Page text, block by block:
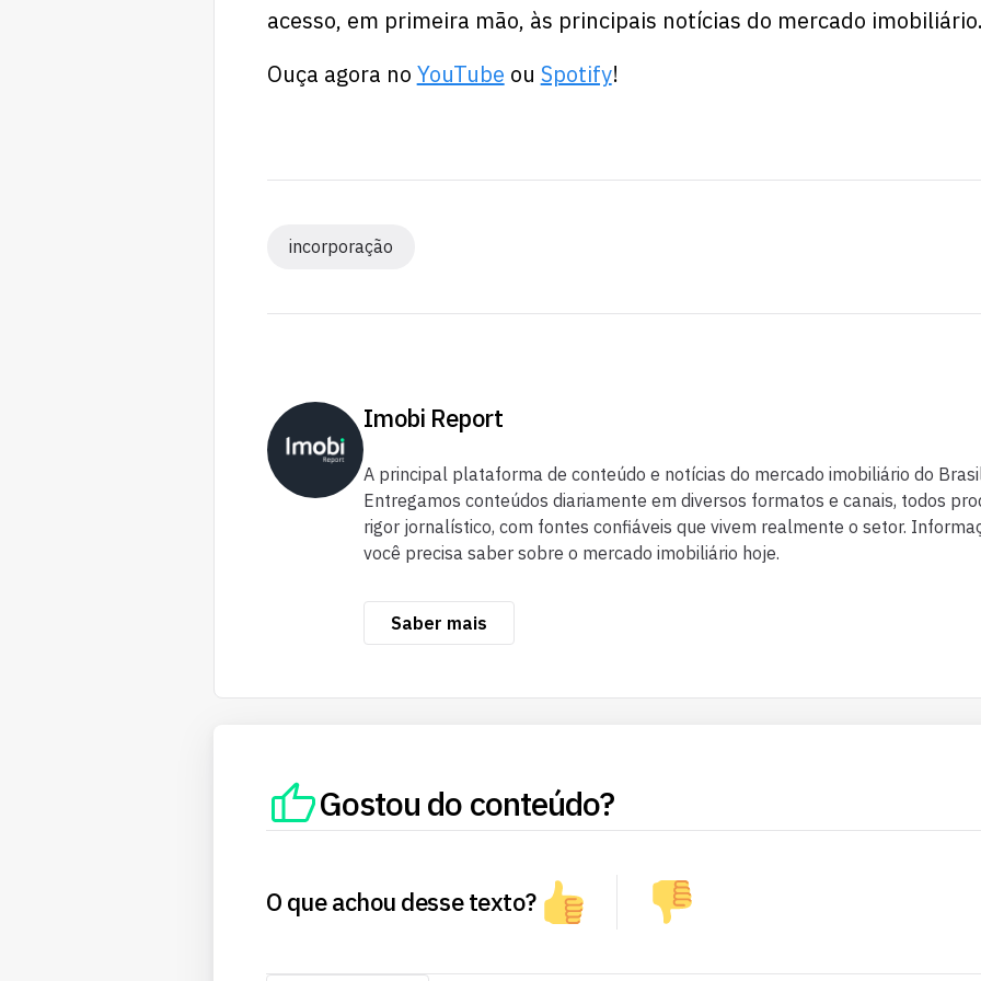
acesso, em primeira mão, às principais notícias do mercado
Ouça agora no YouTube ou Spotify!
incorporação
Imobi Report
A principal plataforma de conteúdo e notícias do mercado imobiliário do
Entregamos conteúdos diariamente em diversos formatos e canais, todos
rigor jornalístico, com fontes confiáveis que vivem realmente o setor.
você precisa saber sobre o mercado imobiliário hoje.
Saber mais
Gostou do conteúdo?
O que achou desse texto?